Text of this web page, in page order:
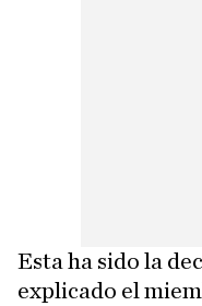
Esta ha sido la
explicado el